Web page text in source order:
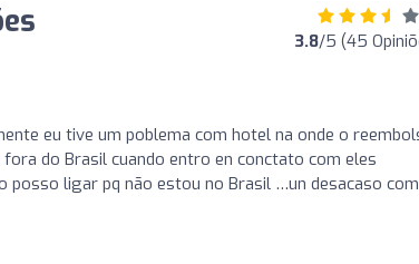
3.8/5 (45
eu tive um poblema com hotel na onde o
do Brasil cuando entro en conctato com eles
posso ligar pq não estou no Brasil …un desacaso